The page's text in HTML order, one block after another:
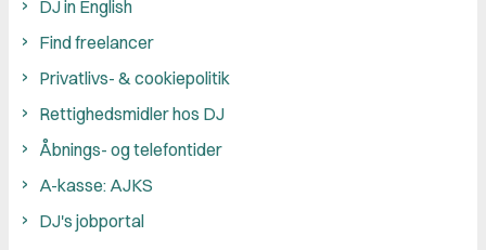
DJ in English
Find freelancer
Privatlivs- & cookiepolitik
Rettighedsmidler hos DJ
Åbnings- og telefontider
A-kasse: AJKS
DJ's jobportal